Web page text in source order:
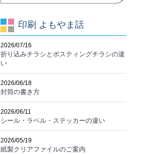
印刷 よもやま話
2026/07/16
折り込みチラシとポスティングチラシの違
い
2026/06/18
封筒の書き方
2026/06/11
シール・ラベル・ステッカーの違い
2026/05/19
紙製クリアファイルのご案内